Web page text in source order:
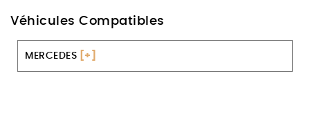
Véhicules Compatibles
MERCEDES [+]